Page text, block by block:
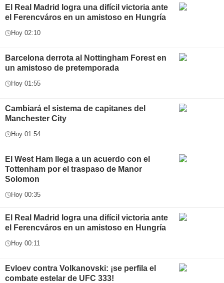
El Real Madrid logra una difícil victoria ante
el Ferencváros en un amistoso en Hungría
Hoy 02:10
Barcelona derrota al Nottingham Forest en
un amistoso de pretemporada
Hoy 01:55
Cambiará el sistema de capitanes del
Manchester City
Hoy 01:54
El West Ham llega a un acuerdo con el
Tottenham por el traspaso de Manor
Solomon
Hoy 00:35
El Real Madrid logra una difícil victoria ante
el Ferencváros en un amistoso en Hungría
Hoy 00:11
Evloev contra Volkanovski: ¡se perfila el
combate estelar de UFC 333!